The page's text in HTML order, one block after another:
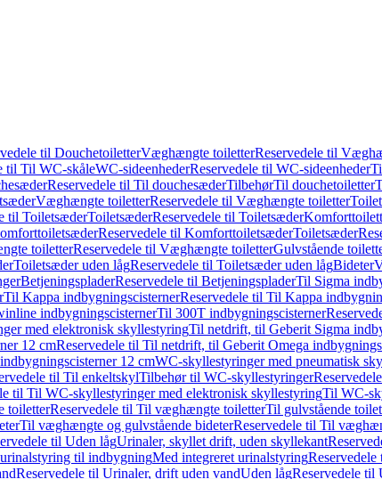
til DouchetoiletterVæghængte toiletterReservedele til
til Til WC-skåleWC-sideenhederReservedele til WC-sideenheder
Reservedele til Til douchesæderTilbehørTil douchetoiletter
Væghængte toiletterReservedele til Væghængte toiletter
til ToiletsæderToiletsæderReservedele til Toiletsæder
Reservedele til KomforttoiletsæderToiletsæder
toiletterReservedele til Væghængte toiletterGulvstående
Toiletsæder uden lågReservedele til Toiletsæder uden lågBideter
BetjeningspladerReservedele til BetjeningspladerTil Sigma
Til Kappa indbygningscisternerReservedele til Til Kappa
indbygningscisternerTil 300T indbygningscisterner
med elektronisk skyllestyringTil netdrift, til Geberit Sigma
12 cmReservedele til Til netdrift, til Geberit Omega
12 cmWC-skyllestyringer med pneumatisk
til Til enkeltskylTilbehør til WC-skyllestyringer
til Til WC-skyllestyringer med elektronisk skyllestyringTil WC-
toiletterReservedele til Til væghængte toiletterTil gulvstående
Til væghængte og gulvstående bideterReservedele til Til
til Uden lågUrinaler, skyllet drift, uden skyllekant
til indbygningMed integreret urinalstyring
Reservedele til Urinaler, drift uden vandUden lågReservedele til